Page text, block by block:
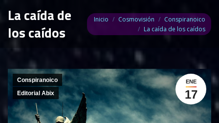
La caída de
los caídos
Estás aquí:
Inicio Cosmovisión
Conspiranoico
La caída de los caídos
ENE
17
Conspiranoico
Editorial Abix